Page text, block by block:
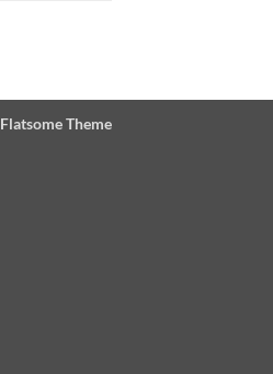
Flatsome Theme